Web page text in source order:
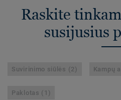
Raskite
susijusius
Suvirinimo siūlės (2) Kampų
Paklotas (1)